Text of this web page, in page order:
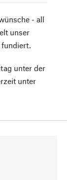
- all
unser
unter der
unter